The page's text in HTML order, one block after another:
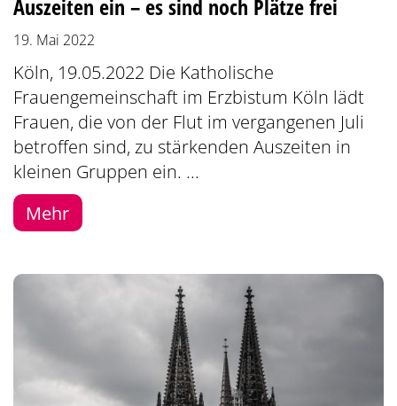
Auszeiten ein – es sind noch Plätze frei
19. Mai 2022
Köln, 19.05.2022 Die Katholische
Frauengemeinschaft im Erzbistum Köln lädt
Frauen, die von der Flut im vergangenen Juli
betroffen sind, zu stärkenden Auszeiten in
kleinen Gruppen ein. ...
Mehr